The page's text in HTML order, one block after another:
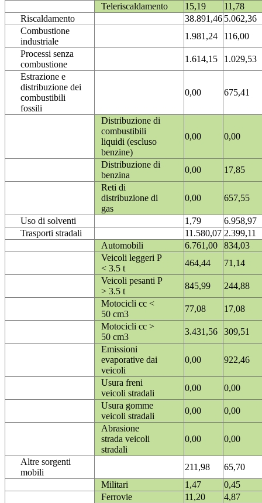
Teleriscaldamento 15,19
11,78
Riscaldamento
38.891,46 5.062,36
Combustione
industriale
1.981,24
116,00
Processi senza
combustione
1.614,15
1.029,53
Estrazione e
distribuzione dei
combustibili
fossili
0,00 675,41
Distribuzione di
combustibili
liquidi (escluso
benzine)
0,00 0,00
Distribuzione di
benzina
0,00
17,85
Reti di
distribuzione di
gas
0,00 657,55
Uso di solventi 1,79
6.958,97
Trasporti stradali
11.580,07 2.399,11
Automobili
6.761,00
834,03
Veicoli leggeri P
< 3.5 t
464,44
71,14
Veicoli pesanti P
> 3.5 t
845,99
244,88
Motocicli cc <
50 cm3
77,08
17,08
Motocicli cc >
50 cm3
3.431,56
309,51
Emissioni
evaporative dai
veicoli
0,00 922,46
Usura freni
veicoli stradali
0,00
0,00
Usura gomme
veicoli stradali
0,00
0,00
Abrasione
strada veicoli
stradali
0,00 0,00
Altre sorgenti
mobili
211,98
65,70
Militari
1,47
0,45
Ferrovie
11,20
4,87